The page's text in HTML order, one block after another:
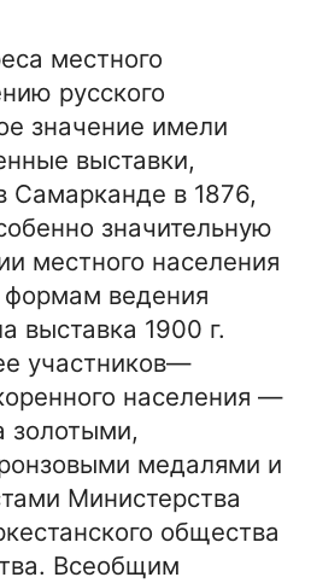
местного
русского
значение имели
выставки,
Самарканде в 1876,
значительную
местного населения
формам ведения
выставка 1900 г.
участников—
населения —
золотыми,
медалями и
Министерства
общества
Всеобщим